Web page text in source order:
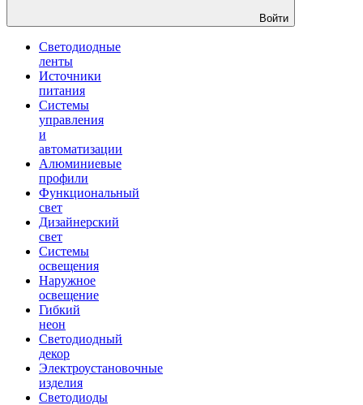
Войти
Светодиодные
ленты
Источники
питания
Системы
управления
и
автоматизации
Алюминиевые
профили
Функциональный
свет
Дизайнерский
свет
Системы
освещения
Наружное
освещение
Гибкий
неон
Светодиодный
декор
Электроустановочные
изделия
Светодиоды